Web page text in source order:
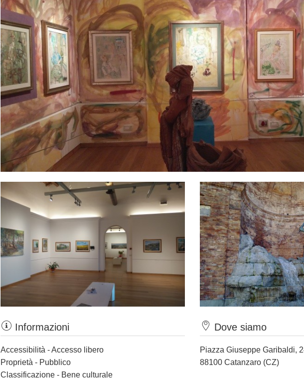
Informazioni
Accessibilità - Accesso libero
Proprietà - Pubblico
Classificazione - Bene culturale
Dove siamo
Piazza Giuseppe Garibaldi,
88100 Catanzaro (CZ)